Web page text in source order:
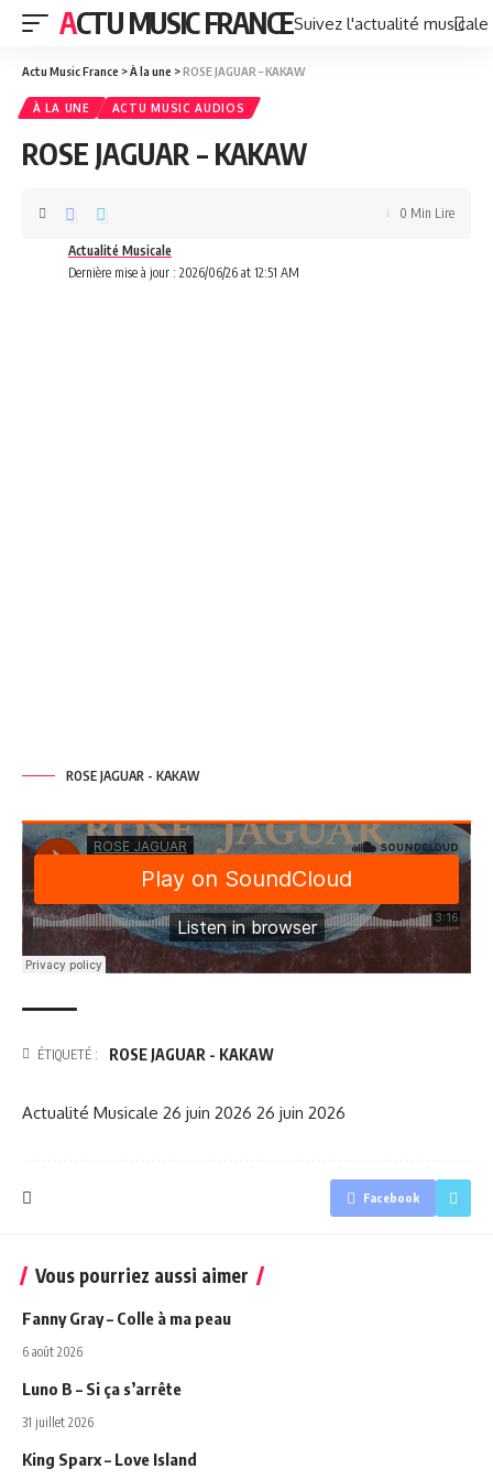
ACTU MUSIC FRANCESuivez l'actualité
Actu Music France >À la une >ROSE JAGUAR – KAKAW
À LA UNE ACTU MUSIC AUDIOS
ROSE JAGUAR – KAKAW
Dernière mise à jour : 2026/06/26 at 12:51 AM
Actualité Musicale
0 Min Lire
ROSE JAGUAR - KAKAW
ÉTIQUETÉ : ROSE JAGUAR - KAKAW
Actualité Musicale 26 juin 2026 26 juin 2026
Facebook
Vous pourriez aussi aimer
Fanny Gray – Colle à ma peau
6 août 2026
Luno B – Si ça s’arrête
31 juillet 2026
King Sparx – Love Island